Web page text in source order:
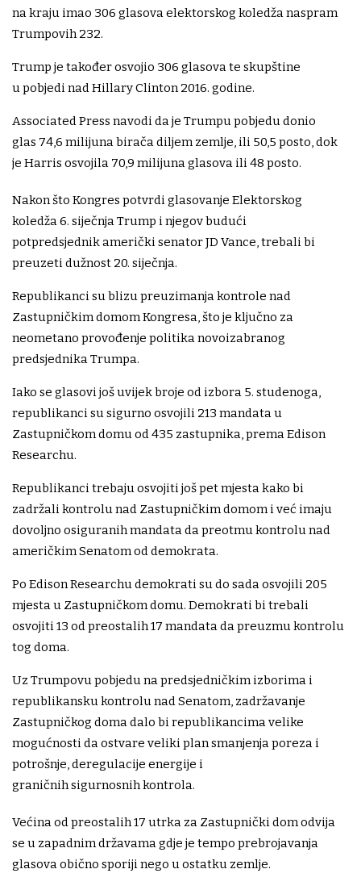
na kraju imao 306 glasova elektorskog koledža naspram
Trumpovih 232.
Trump je također osvojio 306 glasova te skupštine
u pobjedi nad Hillary Clinton 2016. godine.
Associated Press navodi da je Trumpu pobjedu donio
glas 74,6 milijuna birača diljem zemlje, ili 50,5 posto, dok
je Harris osvojila 70,9 milijuna glasova ili 48 posto.
Nakon što Kongres potvrdi glasovanje Elektorskog
koledža 6. siječnja Trump i njegov budući
potpredsjednik američki senator JD Vance, trebali bi
preuzeti dužnost 20. siječnja.
Republikanci su blizu preuzimanja kontrole nad
Zastupničkim domom Kongresa, što je ključno za
neometano provođenje politika novoizabranog
predsjednika Trumpa.
Iako se glasovi još uvijek broje od izbora 5. studenoga,
republikanci su sigurno osvojili 213 mandata u
Zastupničkom domu od 435 zastupnika, prema Edison
Researchu.
Republikanci trebaju osvojiti još pet mjesta kako bi
zadržali kontrolu nad Zastupničkim domom i već imaju
dovoljno osiguranih mandata da preotmu kontrolu nad
američkim Senatom od demokrata.
Po Edison Researchu demokrati su do sada osvojili 205
mjesta u Zastupničkom domu. Demokrati bi trebali
osvojiti 13 od preostalih 17 mandata da preuzmu kontrolu
tog doma.
Uz Trumpovu pobjedu na predsjedničkim izborima i
republikansku kontrolu nad Senatom, zadržavanje
Zastupničkog doma dalo bi republikancima velike
mogućnosti da ostvare veliki plan smanjenja poreza i
potrošnje, deregulacije energije i
graničnih sigurnosnih kontrola.
Većina od preostalih 17 utrka za Zastupnički dom odvija
se u zapadnim državama gdje je tempo prebrojavanja
glasova obično sporiji nego u ostatku zemlje.